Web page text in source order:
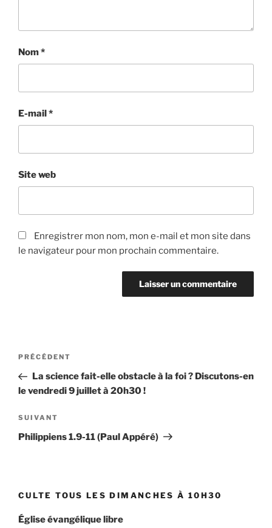
Nom*
E-mail*
Site web
Enregistrer mon nom, mon e-mail et mon site dans
le navigateur pour mon prochain commentaire.
Navigation
l’article
Article
précédent
PRÉCÉDENT
La science fait-elle obstacle à la foi ? Discutons-en
le vendredi 9 juillet à 20h30 !
Article
suivant
SUIVANT
Philippiens 1.9-11 (Paul Appéré)
CULTE TOUS LES DIMANCHES À 10H30
Église évangélique libre